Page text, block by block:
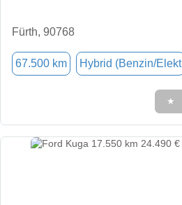
Fürth, 90768
67.500 km Hybrid (Benzin/Elekt
★